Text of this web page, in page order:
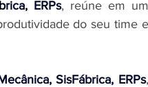
ERPs, reúne em um
do seu time e
SisFábrica, ERPs,